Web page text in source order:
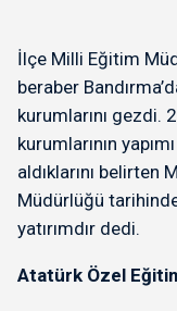
İlçe Milli Eğitim
beraber
kurumlarını gezdi.
kurumlarının
aldıklarını belirten
Müdürlüğü
yatırımdır dedi.
Atatürk Özel